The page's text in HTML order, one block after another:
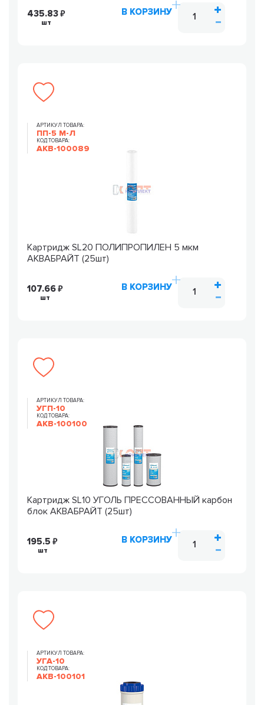
435.83
шт
В КОРЗИНУ
АРТИКУЛ ТОВАРА:
ПП-5 М-Л
КОД ТОВАРА:
AKB-100089
Картридж SL20 ПОЛИПРОПИЛЕН 5 мкм
АКВАБРАЙТ (25шт)
107.66
шт
В КОРЗИНУ
АРТИКУЛ ТОВАРА:
УГП-10
КОД ТОВАРА:
AKB-100100
Картридж SL10 УГОЛЬ ПРЕССОВАННЫЙ карбон
блок АКВАБРАЙТ (25шт)
195.5
шт
В КОРЗИНУ
АРТИКУЛ ТОВАРА:
УГА-10
КОД ТОВАРА:
AKB-100101